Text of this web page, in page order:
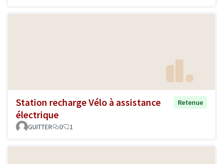
Station recharge Vélo à assistance
électrique
Retenue
GUITTER 0 1